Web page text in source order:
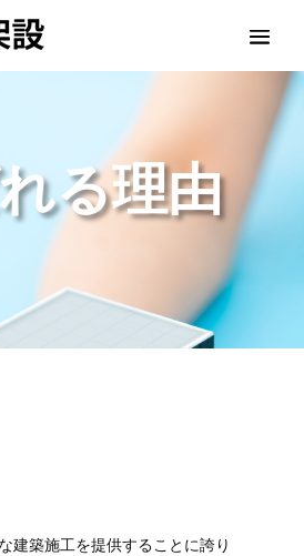
る理由
建築施工を提供することに誇り